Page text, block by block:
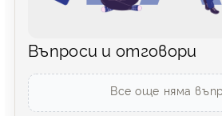
Въпроси и отговори
Все още няма